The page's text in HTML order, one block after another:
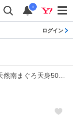
i
ログイン